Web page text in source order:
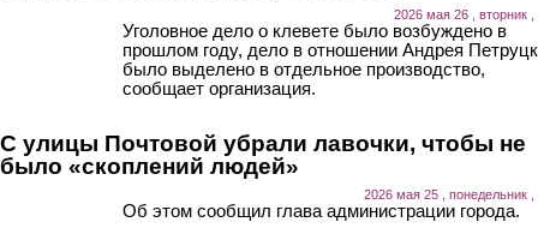
2026 мая 26 , вторник ,
Уголовное дело о клевете было возбуждено в
прошлом году, дело в отношении Андрея
было выделено в отдельное производство,
сообщает организация.
С улицы Почтовой убрали лавочки, чтобы не
было «скоплений людей»
2026 мая 25 , понедельник ,
Об этом сообщил глава администрации города.